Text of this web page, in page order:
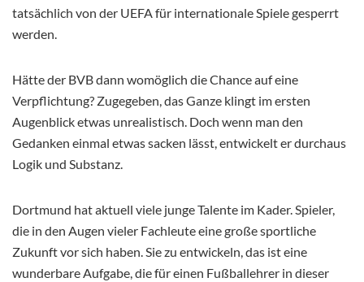
tatsächlich von der UEFA für internationale Spiele gesperrt
werden.
Hätte der BVB dann womöglich die Chance auf eine
Verpflichtung? Zugegeben, das Ganze klingt im ersten
Augenblick etwas unrealistisch. Doch wenn man den
Gedanken einmal etwas sacken lässt, entwickelt er durchaus
Logik und Substanz.
Dortmund hat aktuell viele junge Talente im Kader. Spieler,
die in den Augen vieler Fachleute eine große sportliche
Zukunft vor sich haben. Sie zu entwickeln, das ist eine
wunderbare Aufgabe, die für einen Fußballehrer in dieser